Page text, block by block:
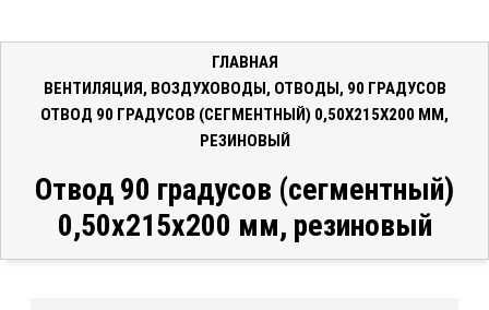
ГЛАВНАЯ
ВЕНТИЛЯЦИЯ, ВОЗДУХОВОДЫ, ОТВОДЫ, 90 ГРАДУСОВ
ОТВОД 90 ГРАДУСОВ (СЕГМЕНТНЫЙ) 0,50X215X200 ММ,
РЕЗИНОВЫЙ
Отвод 90 градусов (сегментный)
0,50x215x200 мм, резиновый